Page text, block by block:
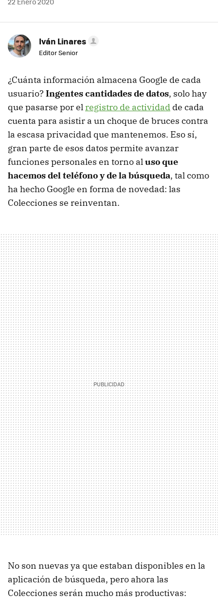
Iván Linares
Editor Senior
¿Cuánta información almacena Google de cada
usuario? Ingentes cantidades de datos, solo hay
que pasarse por el registro de actividad de cada
cuenta para asistir a un choque de bruces contra
la escasa privacidad que mantenemos. Eso sí,
gran parte de esos datos permite avanzar
funciones personales en torno aluso que
hacemos del teléfono y de la búsqueda, tal como
ha hecho Google en forma de novedad: las
Colecciones se reinventan.
No son nuevas ya que estaban disponibles en la
aplicación de búsqueda, pero ahora las
Colecciones serán mucho más productivas: